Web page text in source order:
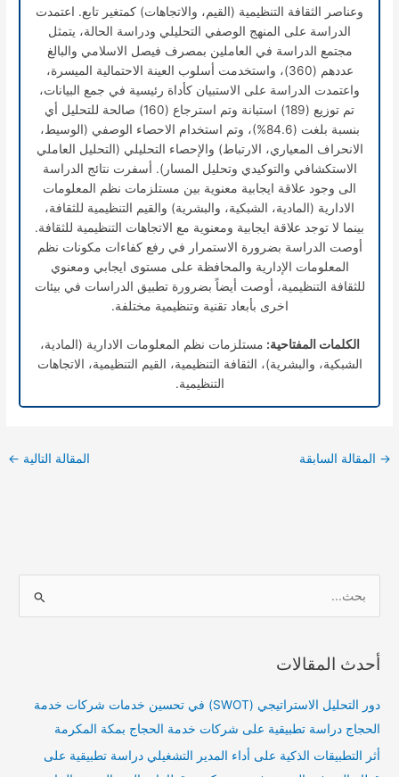
وعناصر الثقافة التنظيمية (القيم، والاتجاهات) كمتغير تابع. اعتمدت
الدراسة على المنهج الوصفي التحليلي ودراسة الحالة، يتمثل
مجتمع الدراسة في العاملين بمصرف فيصل الاسلامي والبالغ
عددهم (360)، واستخدمت أسلوب العينة الاحتمالية الميسرة،
واعتمدت الدراسة على الاستبيان كأداة رئيسية في جمع البيانات،
تم توزيع (189) استبانة وتم استرجاع (160) صالحة للتحليل أي
بنسبة بلغت (84.6%)، وتم استخدام الاحصاء الوصفي (الوسيط،
الانحراف المعياري، الارتباط) والإحصاء التحليلي (التحليل العاملي
الاستكشافي والتوكيدي وتحليل المسار). أسفرت نتائج الدراسة
الى وجود علاقة ايجابية معنوية بين مستلزمات نظم المعلومات
الادارية (المادية، الشبكية، والبشرية) والقيم التنظيمية للثقافة،
بينما لا توجد علاقة ايجابية ومعنوية مع الاتجاهات التنظيمية للثقافة.
أوصت الدراسة بضرورة الاستمرار في رفع كفاءات مكونات نظم
المعلومات الإدارية والمحافظة على مستوى ايجابي ومعنوي
للثقافة التنظيمية، أوصت أيضاً بضرورة تطبيق الدراسات في بيئات
اخرى بأبعاد تقنية وتنظيمية مختلفة.
الكلمات المفتاحية: مستلزمات نظم المعلومات الادارية (المادية،
الشبكية، والبشرية)، الثقافة التنظيمية، القيم التنظيمية، الاتجاهات
التنظيمية.
→ المقالة السابقة المقالة التالية ←
ح
أحدث المقالات
دور التحليل الاستراتيجي (SWOT) في تحسين خدمات شركات خدمة
الحجاج دراسة تطبيقية على شركات خدمة الحجاج بمكة المكرمة
أثر التطبيقات الذكية على أداء المدير التشغيلي دراسة تطبيقية على